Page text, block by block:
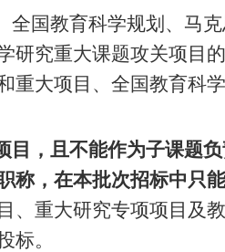
全国教育科学规划、马
研究重大课题攻关项目的
重大项目、全国教育科
目，且不能作为子课题
称，在本批次招标中只
、重大研究专项项目及
标。